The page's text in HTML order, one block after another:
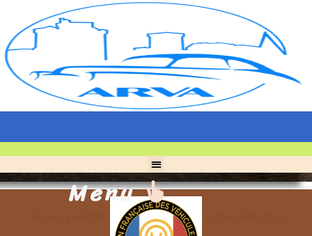
Menu
Aucun produit ne correspond à votre sélection.